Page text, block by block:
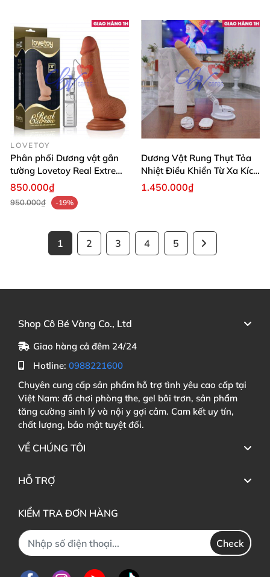
LOVETOY
Phân phối Dương vật gắn
tường Lovetoy Real Extreme
7.0 inch
850.000₫
950.000₫ -19%
Dương Vật Rung Thụt Tỏa
Nhiệt Điều Khiển Từ Xa Kích
Thích
1.450.000₫
1 2 3 4 5
Shop Cô Bé Vàng Co., Ltd
Giao hàng cả đêm 24/24
Hotline: 0988221600
Chuyên cung cấp sản phẩm hỗ trợ tình yêu cao cấp tại
Việt Nam: đồ chơi phòng the, gel bôi trơn, sản phẩm
tăng cường sinh lý và nội y gợi cảm. Cam kết uy tín,
chất lượng, bảo mật tuyệt đối.
VỀ CHÚNG TÔI
HỖ TRỢ
KIỂM TRA ĐƠN HÀNG
Check